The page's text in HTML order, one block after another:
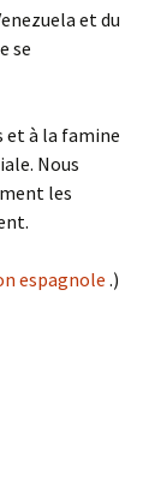
et du
se
et à la famine
Nous
les
espagnole.)